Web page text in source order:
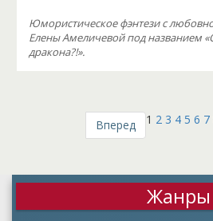
Юмористическое фэнтези с
Елены Амеличевой под названием
дракона?!».
1 2 3 4 5 6 7
Вперед
Жанры